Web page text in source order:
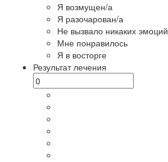
Я возмущен/а
Я разочарован/а
Не вызвало никаких эмоций
Мне понравилось
Я в восторге
Результат лечения